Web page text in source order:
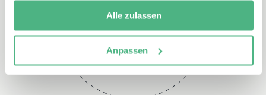
Alle zulassen
Anpassen
Montag – Freitag:
und nach individueller
Terminvereinbarung